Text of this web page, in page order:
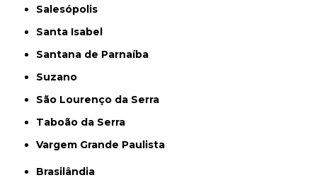
Salesópolis
Santa Isabel
Santana de Parnaíba
Suzano
São Lourenço da Serra
Taboão da Serra
Vargem Grande Paulista
Brasilândia